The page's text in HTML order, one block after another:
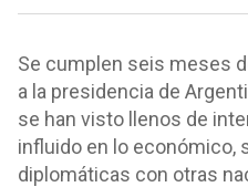
Se cumplen seis meses
a la presidencia de
se han visto llenos de
influido en lo económico,
diplomáticas con otras